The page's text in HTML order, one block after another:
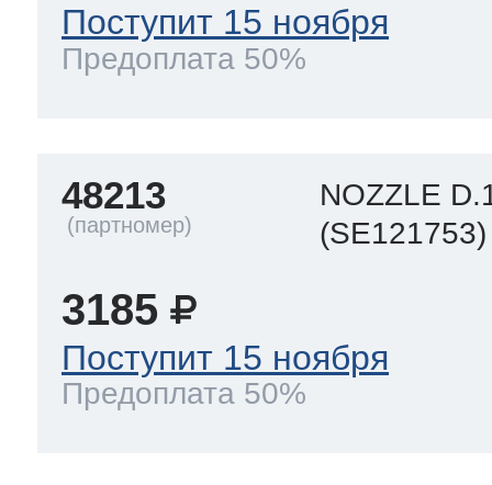
Поступит 15 ноября
Предоплата 50%
48213
NOZZLE
(SE121753)
3185
Поступит 15 ноября
Предоплата 50%